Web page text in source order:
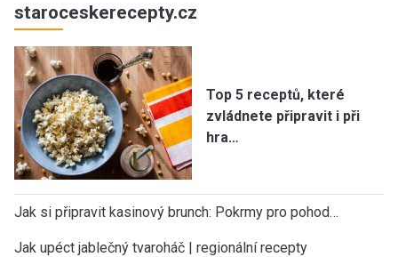
staroceskerecepty.cz
Top 5 receptů, které
zvládnete připravit i při
hra…
Jak si připravit kasinový brunch: Pokrmy pro pohod…
Jak upéct jablečný tvaroháč | regionální recepty